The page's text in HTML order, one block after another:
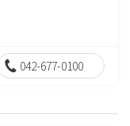
042-677-0100